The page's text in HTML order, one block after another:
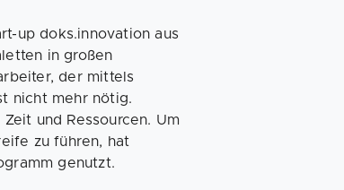
up doks.innovation aus
in großen
der mittels
nicht mehr nötig.
und Ressourcen. Um
zu führen, hat
genutzt.